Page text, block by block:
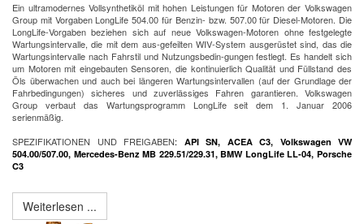
Ein ultramodernes Vollsynthetiköl mit hohen Leistungen für Motoren der Volkswagen
Group mit Vorgaben LongLife 504.00 für Benzin- bzw. 507.00 für Diesel-Motoren. Die
LongLife-Vorgaben beziehen sich auf neue Volkswagen-Motoren ohne festgelegte
Wartungsintervalle, die mit dem aus-gefeilten WIV-System ausgerüstet sind, das die
Wartungsintervalle nach Fahrstil und Nutzungsbedin-gungen festlegt. Es handelt sich
um Motoren mit eingebauten Sensoren, die kontinuierlich Qualität und Füllstand des
Öls überwachen und auch bei längeren Wartungsintervallen (auf der Grundlage der
Fahrbedingungen) sicheres und zuverlässiges Fahren garantieren. Volkswagen
Group verbaut das Wartungsprogramm LongLife seit dem 1. Januar 2006
serienmäßig.
SPEZIFIKATIONEN UND FREIGABEN: API SN, ACEA C3, Volkswagen VW
504.00/507.00, Mercedes-Benz MB 229.51/229.31, BMW LongLife LL-04, Porsche
C3
Weiterlesen ...